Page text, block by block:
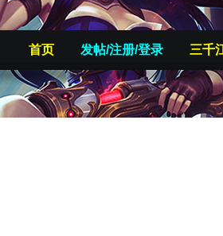
首页 发帖/注册/登录 三千